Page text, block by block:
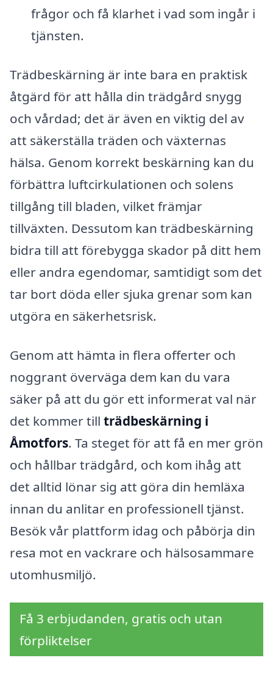
frågor och få klarhet i vad som ingår i
tjänsten.
Trädbeskärning är inte bara en praktisk
åtgärd för att hålla din trädgård snygg
och vårdad; det är även en viktig del av
att säkerställa träden och växternas
hälsa. Genom korrekt beskärning kan du
förbättra luftcirkulationen och solens
tillgång till bladen, vilket främjar
tillväxten. Dessutom kan trädbeskärning
bidra till att förebygga skador på ditt hem
eller andra egendomar, samtidigt som det
tar bort döda eller sjuka grenar som kan
utgöra en säkerhetsrisk.
Genom att hämta in flera offerter och
noggrant överväga dem kan du vara
säker på att du gör ett informerat val när
det kommer till trädbeskärning i
Åmotfors. Ta steget för att få en mer grön
och hållbar trädgård, och kom ihåg att
det alltid lönar sig att göra din hemläxa
innan du anlitar en professionell tjänst.
Besök vår plattform idag och påbörja din
resa mot en vackrare och hälsosammare
utomhusmiljö.
Få 3 erbjudanden, gratis och utan
förpliktelser